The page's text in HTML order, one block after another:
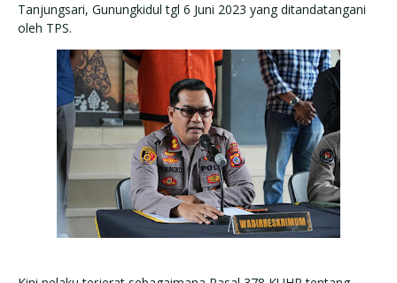
Tanjungsari, Gunungkidul tgl 6 Juni 2023 yang ditandatangani
oleh TPS.